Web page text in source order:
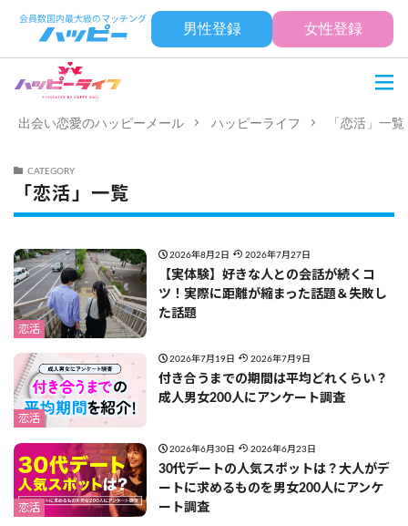
男性登録 女性登録
出会い恋愛のハッピーメール ハッピーライフ 「恋活」一覧
CATEGORY
「恋活」一覧
恋活
2026年8月2日 2026年7月27日
【実体験】好きな人との会話が続くコ
ツ！実際に距離が縮まった話題＆失敗し
た話題
恋活
2026年7月19日 2026年7月9日
付き合うまでの期間は平均どれくらい？
成人男女200人にアンケート調査
恋活
2026年6月30日 2026年6月23日
30代デートの人気スポットは？大人がデ
ートに求めるものを男女200人にアンケ
ート調査